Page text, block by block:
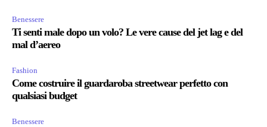
Benessere
Ti senti male dopo un volo? Le vere cause del jet lag e del
mal d’aereo
Fashion
Come costruire il guardaroba streetwear perfetto con
qualsiasi budget
Benessere